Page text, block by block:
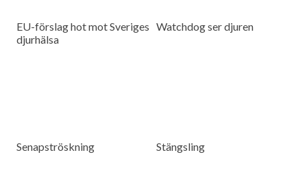
EU-förslag hot mot Sveriges
djurhälsa
Watchdog ser djuren
Senapströskning Stängsling